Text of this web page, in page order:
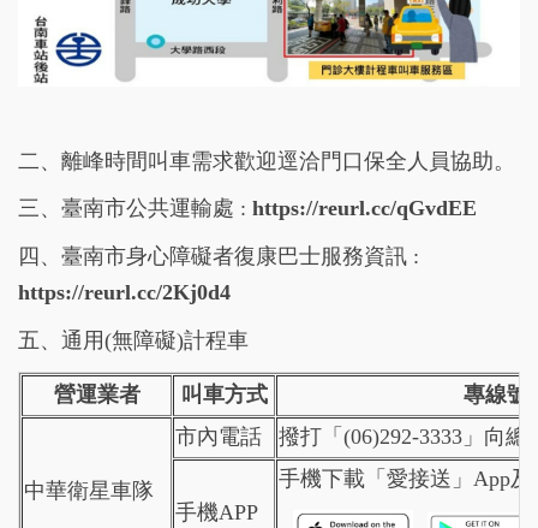
二、離峰時間叫車需求歡迎逕洽門口保全人員協助。
三、臺南市公共運輸處 : https://reurl.cc/qGvdEE
四、臺南市身心障礙者復康巴士服務資訊 :
https://reurl.cc/2Kj0d4
五、通用(無障礙)計程車
營運業者 叫車方式 專線號
中華衛星車隊
市內電話 撥打「(06)292-3333」向
手機APP
手機下載「愛接送」App